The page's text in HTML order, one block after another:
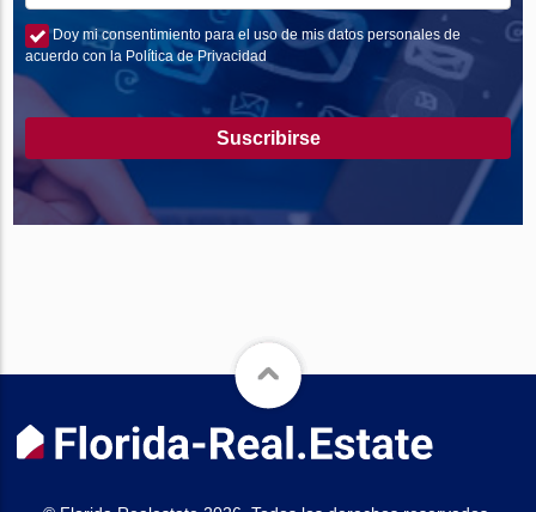
Doy mi consentimiento para el uso de mis datos personales de
acuerdo con la Política de Privacidad
Suscribirse